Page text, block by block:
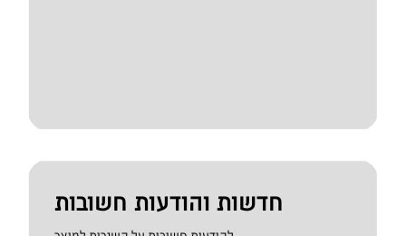
חדשות והודעות חשובות